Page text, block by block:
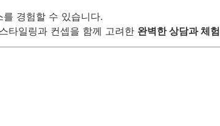
경험할 수 있습니다.
타일링과 컨셉을 함께 고려한 완벽한 상담과 체험